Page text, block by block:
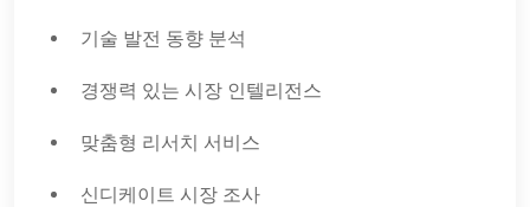
기술 발전 동향 분석
경쟁력 있는 시장 인텔리전스
맞춤형 리서치 서비스
신디케이트 시장 조사